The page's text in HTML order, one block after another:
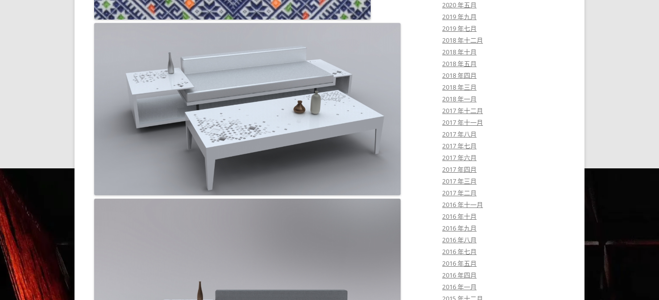
2020 年五月
2019 年九月
2019 年七月
2018 年十二月
2018 年十月
2018 年五月
2018 年四月
2018 年三月
2018 年一月
2017 年十二月
2017 年十一月
2017 年八月
2017 年七月
2017 年六月
2017 年四月
2017 年三月
2017 年二月
2016 年十一月
2016 年十月
2016 年九月
2016 年八月
2016 年七月
2016 年五月
2016 年四月
2016 年一月